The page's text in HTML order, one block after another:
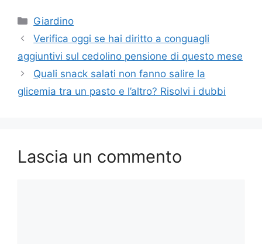
Categorie
Giardino
Verifica oggi se hai diritto a conguagli
aggiuntivi sul cedolino pensione di questo mese
Quali snack salati non fanno salire la
glicemia tra un pasto e l’altro? Risolvi i dubbi
Lascia un commento